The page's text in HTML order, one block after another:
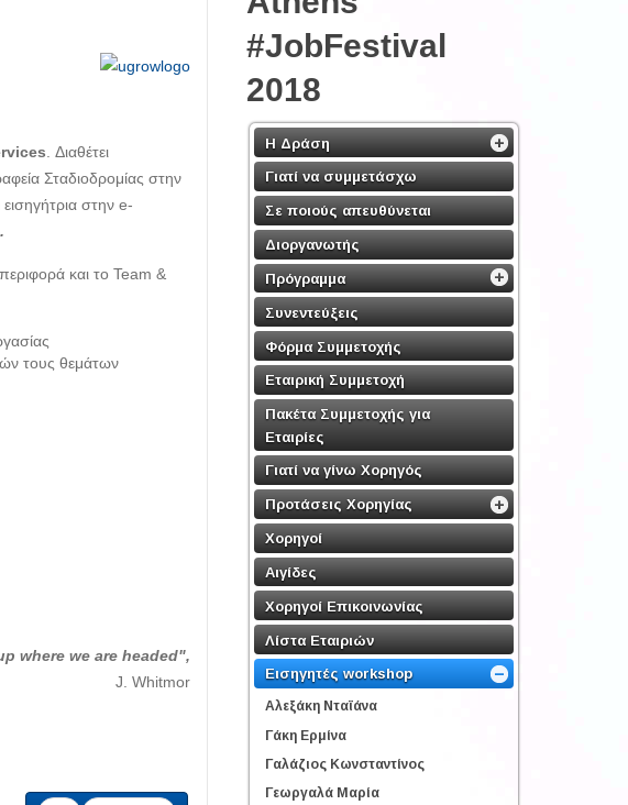
. Διαθέτει
Σταδιοδρομίας στην
στην e-
και το Team &
τους θεμάτων
where we are headed",
J. Whitmor
#JobFestival
2018
Η Δράση
Γιατί να συμμετάσχω
Σε ποιούς απευθύνεται
Διοργανωτής
Πρόγραμμα
Συνεντεύξεις
Φόρμα Συμμετοχής
Εταιρική Συμμετοχή
Πακέτα Συμμετοχής για
Εταιρίες
Γιατί να γίνω Χορηγός
Προτάσεις Χορηγίας
Χορηγοί
Αιγίδες
Χορηγοί Επικοινωνίας
Λίστα Εταιριών
Εισηγητές workshop
Αλεξάκη Νταϊάνα
Γάκη Ερμίνα
Γαλάζιος Κωνσταντίνος
Γεωργαλά Μαρία